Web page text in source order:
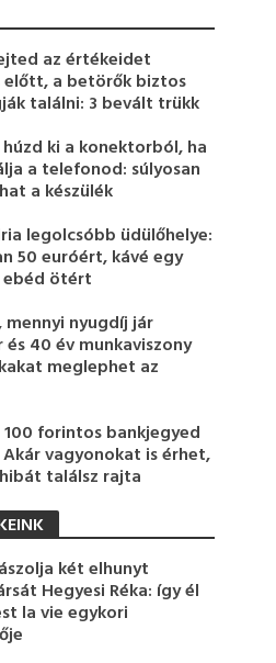
az értékeidet
előtt, a betörők biztos
találni: 3 bevált trükk
ki a konektorból, ha
a telefonod: súlyosan
a készülék
legolcsóbb üdülőhelye:
50 euróért, kávé egy
ötért
nyugdíj jár
40 év munkaviszony
meglephet az
forintos bankjegyed
vagyonokat is érhet,
találsz rajta
két elhunyt
Hegyesi Réka: így él
la vie egykori